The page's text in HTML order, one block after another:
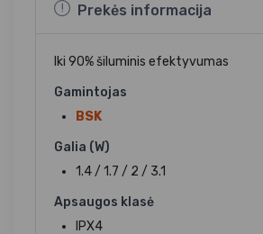
Prekės informacija
Iki 90% šiluminis efektyvumas
Gamintojas
BSK
Galia (W)
1.4 / 1.7 / 2 / 3.1
Apsaugos klasė
IPX4